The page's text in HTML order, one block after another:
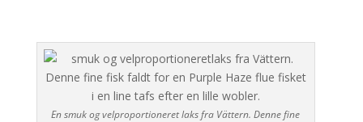
En smuk og velproportioneret laks fra Vättern. Denne fine